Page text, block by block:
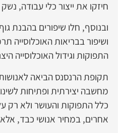
חיזקו את ייצור כלי עבודה,
ובנוסף, חלו שיפורים בהבנת
ושיפור בבריאות האוכלוסייה
התפוקות וגידול האוכלוסייה
תקופת הרנסנס הביאה
מחשבה יצירתית ופתיחות
כלל התפוקות והעושר ולא רק
אחרים, במחיר אנושי כבד, אלא